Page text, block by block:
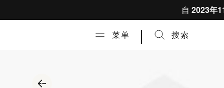
自 2023年
菜单 | 搜索